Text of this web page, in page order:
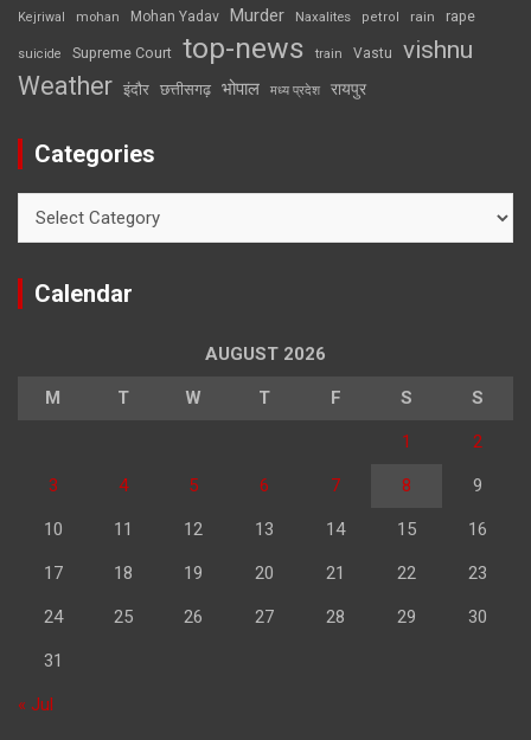
Kejriwal mohan Mohan Yadav Murder Naxalites petrol rain rape
suicide Supreme Court top-news train Vastu vishnu
Weather इंदौर छत्तीसगढ़ भोपाल मध्य प्रदेश रायपुर
Categories
Calendar
AUGUST 2026
M T W T F S S
1 2
3 4 5 6 7 8 9
10 11 12 13 14 15 16
17 18 19 20 21 22 23
24 25 26 27 28 29 30
31
« Jul